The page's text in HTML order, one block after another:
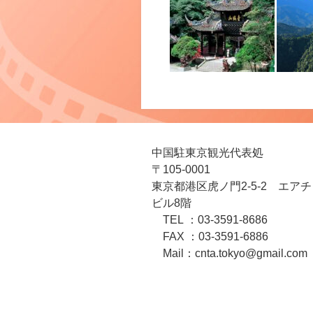
中国駐東京観光代表処
〒105-0001
東京都港区虎ノ門2-5-2 エアチ
ビル8階
TEL ：03-3591-8686
FAX ：03-3591-6886
Mail：cnta.tokyo@gmail.com